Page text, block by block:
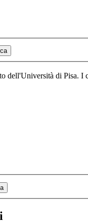
dell'Università di Pisa.